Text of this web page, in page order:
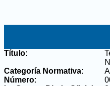
Título:
Categoría Normativa:
Número: